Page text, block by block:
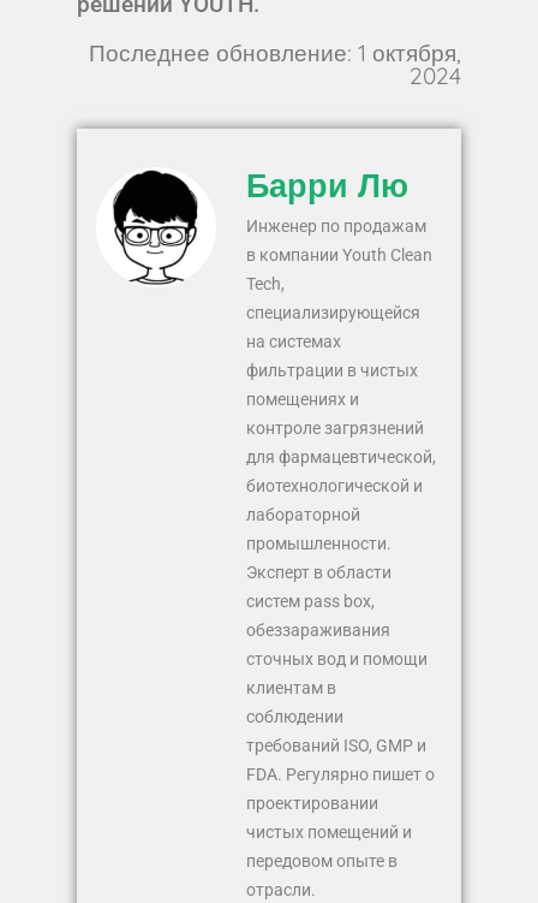
Последнее обновление: 1 октября,
2024
Барри Лю
Инженер по продажам
в компании Youth Clean
Tech,
специализирующейся
на системах
фильтрации в чистых
помещениях и
контроле загрязнений
для фармацевтической,
биотехнологической и
лабораторной
промышленности.
Эксперт в области
систем pass box,
обеззараживания
сточных вод и помощи
клиентам в
соблюдении
требований ISO, GMP и
FDA. Регулярно пишет о
проектировании
чистых помещений и
передовом опыте в
отрасли.